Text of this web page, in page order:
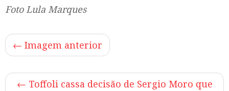
Foto Lula Marques
← Imagem anterior
← Toffoli cassa decisão de Sergio Moro que